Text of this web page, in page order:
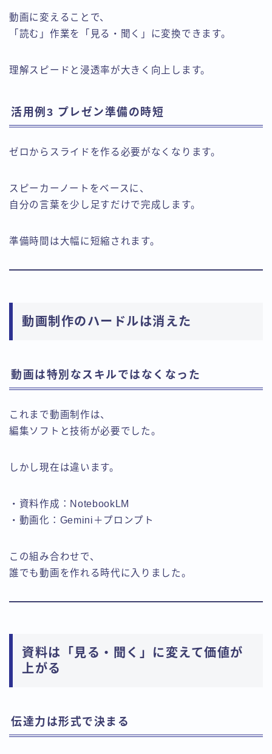
動画に変えることで、
「読む」作業を「見る・聞く」に変換できます。
理解スピードと浸透率が大きく向上します。
活用例3 プレゼン準備の時短
ゼロからスライドを作る必要がなくなります。
スピーカーノートをベースに、
自分の言葉を少し足すだけで完成します。
準備時間は大幅に短縮されます。
動画制作のハードルは消えた
動画は特別なスキルではなくなった
これまで動画制作は、
編集ソフトと技術が必要でした。
しかし現在は違います。
・資料作成：NotebookLM
・動画化：Gemini＋プロンプト
この組み合わせで、
誰でも動画を作れる時代に入りました。
資料は「見る・聞く」に変えて価値が
上がる
伝達力は形式で決まる